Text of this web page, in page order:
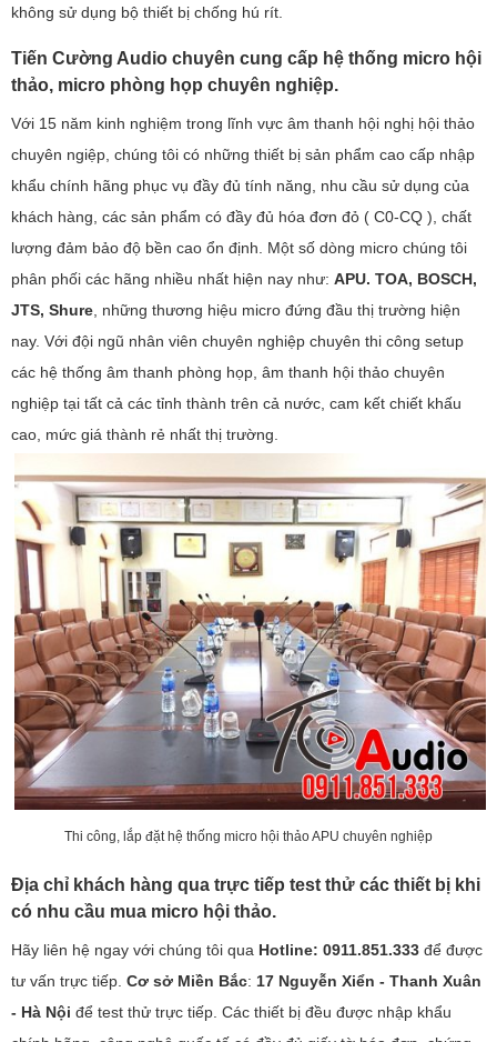
không sử dụng bộ thiết bị chống hú rít.
Tiến Cường Audio chuyên cung cấp hệ thống micro hội
thảo, micro phòng họp chuyên nghiệp.
Với 15 năm kinh nghiệm trong lĩnh vực âm thanh hội nghị hội thảo
chuyên ngiệp, chúng tôi có những thiết bị sản phẩm cao cấp nhập
khẩu chính hãng phục vụ đầy đủ tính năng, nhu cầu sử dụng của
khách hàng, các sản phẩm có đầy đủ hóa đơn đỏ ( C0-CQ ), chất
lượng đảm bảo độ bền cao ổn định. Một số dòng micro chúng tôi
phân phối các hãng nhiều nhất hiện nay như: APU. TOA, BOSCH,
JTS, Shure , những thương hiệu micro đứng đầu thị trường hiện
nay. Với đội ngũ nhân viên chuyên nghiệp chuyên thi công setup
các hệ thống âm thanh phòng họp, âm thanh hội thảo chuyên
nghiệp tại tất cả các tỉnh thành trên cả nước, cam kết chiết khấu
cao, mức giá thành rẻ nhất thị trường.
Thi công, lắp đặt hệ thống micro hội thảo APU chuyên nghiệp
Địa chỉ khách hàng qua trực tiếp test thử các thiết bị khi
có nhu cầu mua micro hội thảo.
Hãy liên hệ ngay với chúng tôi qua Hotline: 0911.851.333 để được
tư vấn trực tiếp. Cơ sở Miền Bắc: 17 Nguyễn Xiển - Thanh Xuân
- Hà Nội để test thử trực tiếp. Các thiết bị đều được nhập khẩu